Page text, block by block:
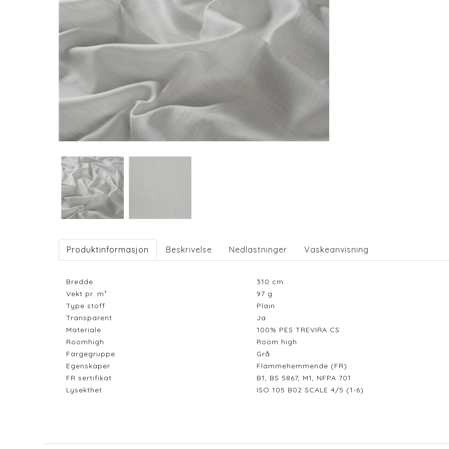
Produktinformasjon Beskrivelse Nedlastninger Vaskeanvisning
Bredde 310 cm
Vekt pr. m²
97 g
Type stoff
Plain
Transparent
Ja
Materiale
100% PES TREVIRA CS
Roomhigh
Room high
Fargegruppe
Grå
Egenskaper
Flammehemmende (FR)
FR sertifikat
B1, BS 5867, M1, NFPA 701
Lysekthet
ISO 105 B02 SCALE 4/5 (1-6)